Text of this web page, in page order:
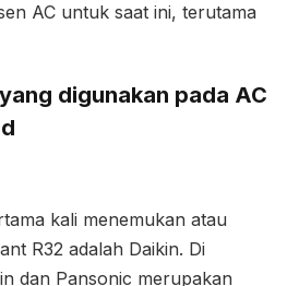
AC untuk saat ini, terutama
digunakan pada AC
kali menemukan atau
R32 adalah Daikin. Di
dan Pansonic merupakan